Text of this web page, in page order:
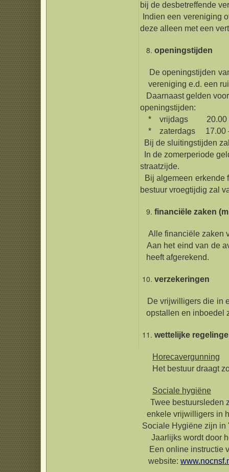
bij de desbetreffende
Indien een vereniging
deze alleen met een
openingstijden
De openingstijden van
vereniging e.d. een
Daarnaast gelden
openingstijden:
* vrijdags 20.00 –
* zaterdags 17.00 –
Bij de sluitingstijden zal
In de zomerperiode
straatzijde.
Bij algemeen
bestuur vroegtijdig zal
financiële zaken
Alle financiële zaken
Aan het eind van de
heeft afgerekend.
verzekeringen
De vrijwilligers die in
opstallen en inboedel
wettelijke
Horecavergunning
Het bestuur draagt
Sociale hygiëne
Twee bestuursleden
enkele vrijwilligers in
Sociale Hygiëne zijn in
Jaarlijks wordt door
Een online instructie
website: